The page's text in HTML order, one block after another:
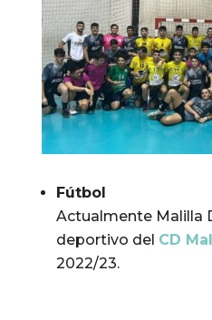
Fútbol
Actualmente Malilla
deportivo del CD
2022/23.